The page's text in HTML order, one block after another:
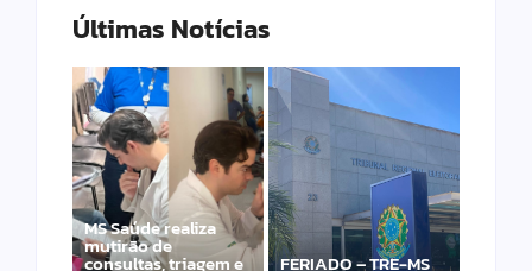
Últimas Notícias
MS Saúde realiza
mutirão de
consultas, triagem e FERIADO – TRE-MS
Laranja azeda atrai
investimento